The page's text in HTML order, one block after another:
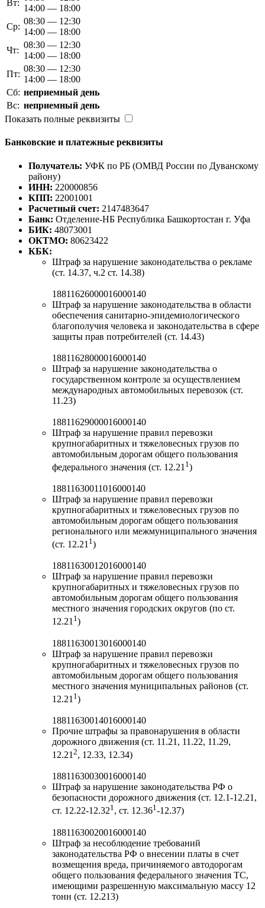
Вт:
14:00 — 18:00
Ср:
08:30 — 12:30
14:00 — 18:00
Чт:
08:30 — 12:30
14:00 — 18:00
Пт:
08:30 — 12:30
14:00 — 18:00
Сб: неприемный день
Вс: неприемный день
Показать полные реквизиты
Банковские и платежные реквизиты
Получатель: УФК по РБ (ОМВД России по Дуванскому
району)
ИНН: 220000856
КПП: 22001001
Расчетный счет: 2147483647
Банк: Отделение-НБ Республика Башкортостан г. Уфа
БИК: 48073001
ОКТМО: 80623422
КБК:
Штраф за нарушение законодательства о рекламе
(ст. 14.37, ч.2 ст. 14.38)
18811626000016000140
Штраф за нарушение законодательства в области
обеспечения санитарно-эпидемиологического
благополучия человека и законодательства в сфере
защиты прав потребителей (ст. 14.43)
18811628000016000140
Штраф за нарушение законодательства о
государственном контроле за осуществлением
международных автомобильных перевозок (ст.
11.23)
18811629000016000140
Штраф за нарушение правил перевозки
крупногабаритных и тяжеловесных грузов по
автомобильным дорогам общего пользования
федерального значения (ст. 12.21 1 )
18811630011016000140
Штраф за нарушение правил перевозки
крупногабаритных и тяжеловесных грузов по
автомобильным дорогам общего пользования
регионального или межмуниципального значения
(ст. 12.21 1 )
18811630012016000140
Штраф за нарушение правил перевозки
крупногабаритных и тяжеловесных грузов по
автомобильным дорогам общего пользования
местного значения городских округов (по ст.
12.211)
18811630013016000140
Штраф за нарушение правил перевозки
крупногабаритных и тяжеловесных грузов по
автомобильным дорогам общего пользования
местного значения муниципальных районов (ст.
12.21 1 )
18811630014016000140
Прочие штрафы за правонарушения в области
дорожного движения (ст. 11.21, 11.22, 11.29,
12.21 2, 12.33, 12.34)
18811630030016000140
Штраф за нарушение законодательства РФ о
безопасности дорожного движения (ст. 12.1-12.21,
ст. 12.22-12.321, ст. 12.361-12.37)
18811630020016000140
Штраф за несоблюдение требований
законодательства РФ о внесении платы в счет
возмещения вреда, причиняемого автодорогам
общего пользования федерального значения ТС,
имеющими разрешенную максимальную массу 12
тонн (ст. 12.213)